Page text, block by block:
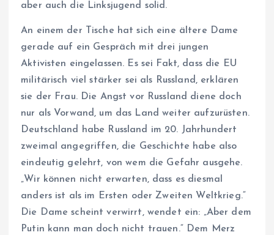
aber auch die Linksjugend solid.
An einem der Tische hat sich eine ältere Dame
gerade auf ein Gespräch mit drei jungen
Aktivisten eingelassen. Es sei Fakt, dass die EU
militärisch viel stärker sei als Russland, erklären
sie der Frau. Die Angst vor Russland diene doch
nur als Vorwand, um das Land weiter aufzurüsten.
Deutschland habe Russland im 20. Jahrhundert
zweimal angegriffen, die Geschichte habe also
eindeutig gelehrt, von wem die Gefahr ausgehe.
„Wir können nicht erwarten, dass es diesmal
anders ist als im Ersten oder Zweiten Weltkrieg.“
Die Dame scheint verwirrt, wendet ein: „Aber dem
Putin kann man doch nicht trauen.“ Dem Merz